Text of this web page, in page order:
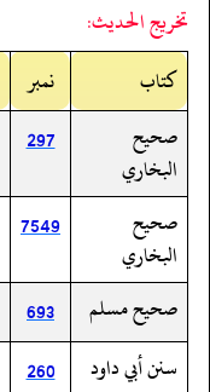
تخريج الحديث:
کتاب
نمبر
صحيح
البخاري
297
صحيح
البخاري
7549
صحيح مسلم 693
سنن أبي داود
260